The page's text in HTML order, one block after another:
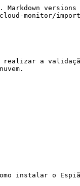
versions
monitor/
a
instalar o